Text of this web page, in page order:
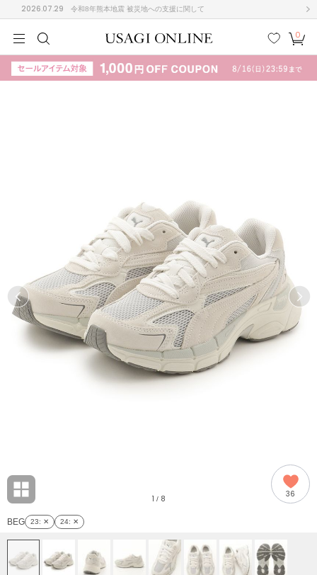
2026.07.29 令和8年熊本地震 被災地への支援に関して
検索
お気
に入
カー
ト
0
KIDSBABYBEAUTYLIFE STYLE
ームウェア (535)
(121)
ョン雑貨 (861)
/ランジェリー (127)
KIDSBABYBEAUTYLIFE STYLE
Z
その
他
ACYM
アシーム
adidas
アディダス
adidas by Stella McCartney
アディダス バイ ステラマッカートニー
Ame no chi Hare
アメノチハレ
AMOMMA
アモマ
ánuans
BEG 23: ✕ 24: ✕
1 / 8 36